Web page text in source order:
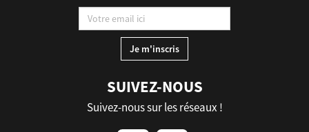
SUIVEZ-NOUS
Suivez-nous sur les réseaux !